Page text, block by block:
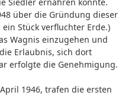
Siedler ernähren könnte.
über die Gründung dieser
Stück verfluchter Erde.)
Wagnis einzugehen und
Erlaubnis, sich dort
erfolgte die Genehmigung.
1946, trafen die ersten